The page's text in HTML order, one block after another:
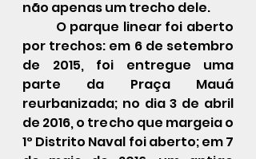
não apenas um trecho dele.
O parque linear foi aberto
por trechos: em 6 de setembro
de 2015, foi entregue uma
parte da Praça Mauá
reurbanizada; no dia 3 de abril
de 2016, o trecho que margeia o
1º Distrito Naval foi aberto; em 7